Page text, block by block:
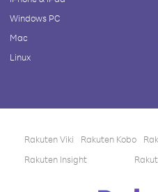
Windows PC
Mac
Linux
Rakuten Viki Rakuten Kobo
Rakuten Insight